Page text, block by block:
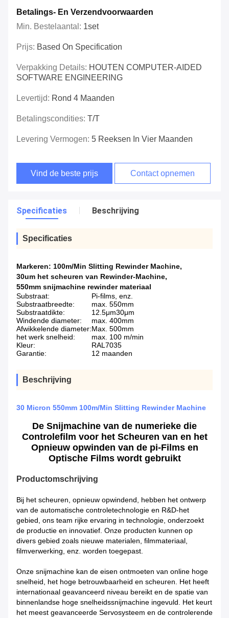
Betalings- En Verzendvoorwaarden
Min. Bestelaantal: 1set
Prijs: Based On Specification
Verpakking Details: HOUTEN COMPUTER-AIDED
SOFTWARE ENGINEERING
Levertijd: Rond 4 Maanden
Betalingscondities: T/T
Levering Vermogen: 5 Reeksen In Vier Maanden
Vind de beste prijs Contact opnemen
Specificaties Beschrijving
Specificaties
Markeren: 100m/Min Slitting Rewinder Machine,
30um het scheuren van Rewinder-Machine,
550mm snijmachine rewinder materiaal
Substraat:
Pi-films, enz.
Substraatbreedte:
max. 550mm
Substraatdikte:
12.5μm30μm
Windende diameter:
max. 400mm
Afwikkelende diameter:Max. 500mm
het werk snelheid:
max. 100 m/min
Kleur:
RAL7035
Garantie:
12 maanden
Beschrijving
30 Micron 550mm 100m/Min Slitting Rewinder Machine
De Snijmachine van de numerieke die
Controlefilm voor het Scheuren van en het
Opnieuw opwinden van de pi-Films en
Optische Films wordt gebruikt
Productomschrijving
Bij het scheuren, opnieuw opwindend, hebben het ontwerp
van de automatische controletechnologie en R&D-het
gebied, ons team rijke ervaring in technologie, onderzoekt
de productie en innovatief. Onze producten kunnen op
divers gebied zoals nieuwe materialen, filmmateriaal,
filmverwerking, enz. worden toegepast.
Onze snijmachine kan de eisen ontmoeten van online hoge
snelheid, het hoge betrouwbaarheid en scheuren. Het heeft
internationaal geavanceerd niveau bereikt en de spatie van
binnenlandse hoge snelheidssnijmachine ingevuld. Het keurt
het meest geavanceerde Servosysteem en de controlerende